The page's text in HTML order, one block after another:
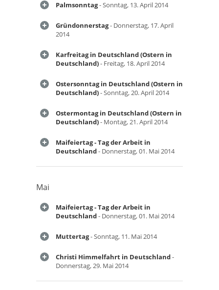
Palmsonntag- Sonntag, 13. April 2014
Gründonnerstag- Donnerstag, 17. April
2014
Karfreitag in Deutschland (Ostern in
Deutschland)- Freitag, 18. April 2014
Ostersonntag in Deutschland (Ostern in
Deutschland)- Sonntag, 20. April 2014
Ostermontag in Deutschland (Ostern in
Deutschland)- Montag, 21. April 2014
Maifeiertag - Tag der Arbeit in
Deutschland- Donnerstag, 01. Mai 2014
Mai
Maifeiertag - Tag der Arbeit in
Deutschland- Donnerstag, 01. Mai 2014
Muttertag- Sonntag, 11. Mai 2014
Christi Himmelfahrt in Deutschland-
Donnerstag, 29. Mai 2014